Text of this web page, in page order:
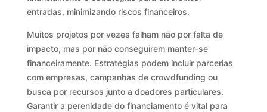
entradas, minimizando riscos financeiros.
Muitos projetos por vezes falham não por falta de
impacto, mas por não conseguirem manter-se
financeiramente. Estratégias podem incluir parcerias
com empresas, campanhas de crowdfunding ou
busca por recursos junto a doadores particulares.
Garantir a perenidade do financiamento é vital para